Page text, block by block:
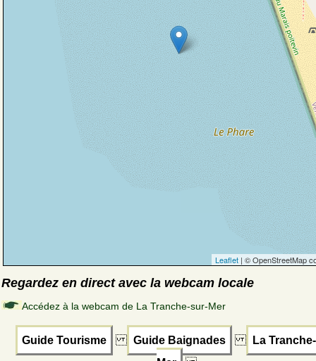
Leaflet | © OpenStreetMap
Regardez en direct avec la webcam locale
Accédez à la webcam de La Tranche-sur-Mer
Guide Tourisme Guide Baignades
La